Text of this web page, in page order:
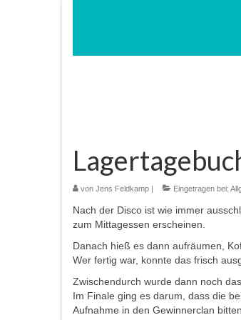
von Jens Feldkamp | Eingetragen bei:
Nach der Disco ist wie immer
zum Mittagessen erscheinen.
Danach hieß es dann aufräumen,
Wer fertig war, konnte das frisch
Zwischendurch wurde dann noch
Im Finale ging es darum, dass die
Aufnahme in den Gewinnerclan bitten.